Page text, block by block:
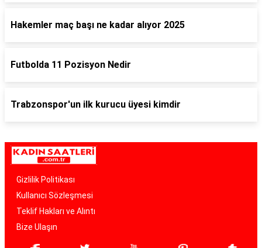
Hakemler maç başı ne kadar alıyor 2025
Futbolda 11 Pozisyon Nedir
Trabzonspor'un ilk kurucu üyesi kimdir
Gizlilik Politikası
Kullanıcı Sözleşmesi
Teklif Hakları ve Alıntı
Bize Ulaşın